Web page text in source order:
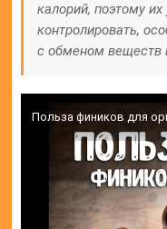
калорий, поэтому
контролировать,
с обменом веществ
Польза фиников для